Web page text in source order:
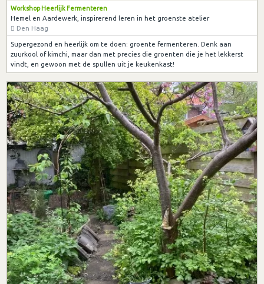
Workshop Heerlijk Fermenteren
Hemel en Aardewerk, inspirerend leren in het groenste atelier
Den Haag
Supergezond en heerlijk om te doen: groente fermenteren. Denk aan
zuurkool of kimchi, maar dan met precies die groenten die je het lekkerst
vindt, en gewoon met de spullen uit je keukenkast!